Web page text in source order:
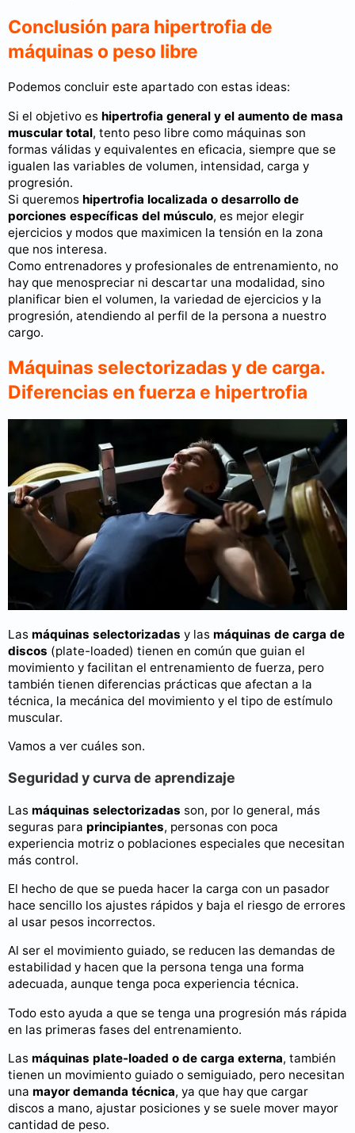
Conclusión para hipertrofia de
máquinas o peso libre
Podemos concluir este apartado con estas ideas:
Si el objetivo es hipertrofia general y el aumento de masa
muscular total, tento peso libre como máquinas son
formas válidas y equivalentes en eficacia, siempre que se
igualen las variables de volumen, intensidad, carga y
progresión.
Si queremos hipertrofia localizada o desarrollo de
porciones específicas del músculo, es mejor elegir
ejercicios y modos que maximicen la tensión en la zona
que nos interesa.
Como entrenadores y profesionales de entrenamiento, no
hay que menospreciar ni descartar una modalidad, sino
planificar bien el volumen, la variedad de ejercicios y la
progresión, atendiendo al perfil de la persona a nuestro
cargo.
Máquinas selectorizadas y de carga.
Diferencias en fuerza e hipertrofia
Las máquinas selectorizadas y las máquinas de carga de
discos (plate-loaded) tienen en común que guian el
movimiento y facilitan el entrenamiento de fuerza, pero
también tienen diferencias prácticas que afectan a la
técnica, la mecánica del movimiento y el tipo de estímulo
muscular.
Vamos a ver cuáles son.
Seguridad y curva de aprendizaje
Las máquinas selectorizadas son, por lo general, más
seguras para principiantes, personas con poca
experiencia motriz o poblaciones especiales que necesitan
más control.
El hecho de que se pueda hacer la carga con un pasador
hace sencillo los ajustes rápidos y baja el riesgo de errores
al usar pesos incorrectos.
Al ser el movimiento guiado, se reducen las demandas de
estabilidad y hacen que la persona tenga una forma
adecuada, aunque tenga poca experiencia técnica.
Todo esto ayuda a que se tenga una progresión más rápida
en las primeras fases del entrenamiento.
Las máquinas plate-loaded o de carga externa, también
tienen un movimiento guiado o semiguiado, pero necesitan
una mayor demanda técnica, ya que hay que cargar
discos a mano, ajustar posiciones y se suele mover mayor
cantidad de peso.